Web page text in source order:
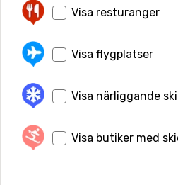
Visa resturanger
Visa flygplatser
Visa närliggande
Visa butiker med